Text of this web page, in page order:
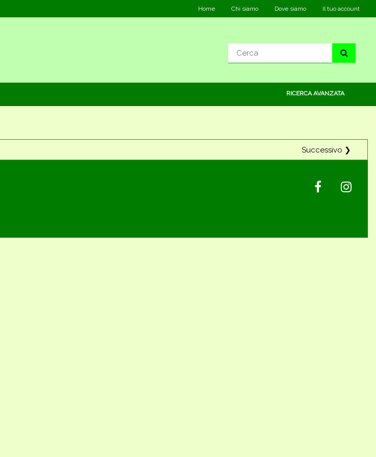
Home Chi siamo Dove siamo Il tuo account
RICERCA AVANZATA
Successivo ❯